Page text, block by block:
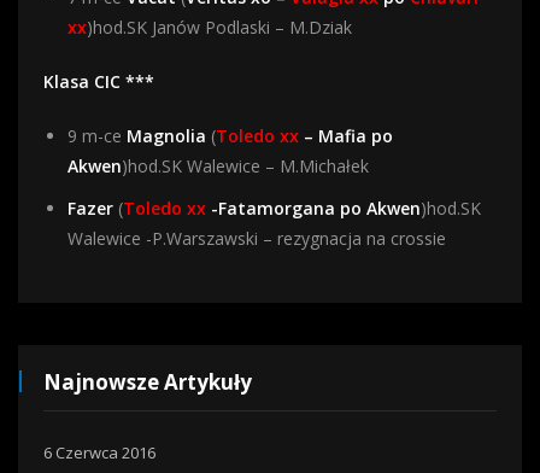
xx)hod.SK Janów Podlaski – M.Dziak
Klasa CIC ***
9 m-ce Magnolia (Toledo xx – Mafia po
Akwen)hod.SK Walewice – M.Michałek
Fazer (Toledo xx -Fatamorgana po Akwen)hod.SK
Walewice -P.Warszawski – rezygnacja na crossie
Najnowsze Artykuły
6 Czerwca 2016